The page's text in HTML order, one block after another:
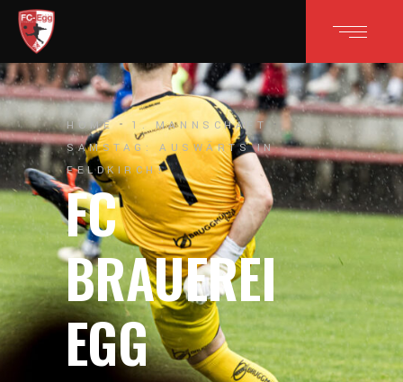
HOME
1. MANNSCHAFT
SAMSTAG: AUSWÄRTS IN
FELDKIRCH!
FC
BRAUEREI
EGG